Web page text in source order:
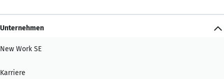
Unternehmen
New Work SE
Karriere